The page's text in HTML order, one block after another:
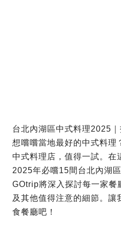
台北內湖區中式料理2025
想嚐嚐當地最好的中式料理
中式料理店，值得一試。在
2025年必嚐15間台北內湖
GOtrip將深入探討每一家餐
及其他值得注意的細節。讓
食餐廳吧！